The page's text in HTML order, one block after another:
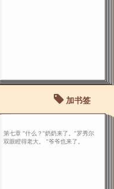
加书签
第七章 "什么？"奶奶来了。"罗秀尔
双眼瞪得老大。 "爷爷也来了。